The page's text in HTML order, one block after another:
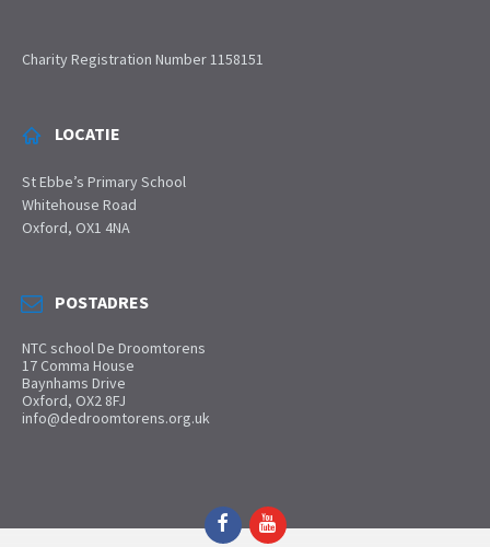
Charity Registration Number 1158151
LOCATIE
St Ebbe’s Primary School
Whitehouse Road
Oxford, OX1 4NA
POSTADRES
NTC school De Droomtorens
17 Comma House
Baynhams Drive
Oxford, OX2 8FJ
info@dedroomtorens.org.uk
FacebookYouTube